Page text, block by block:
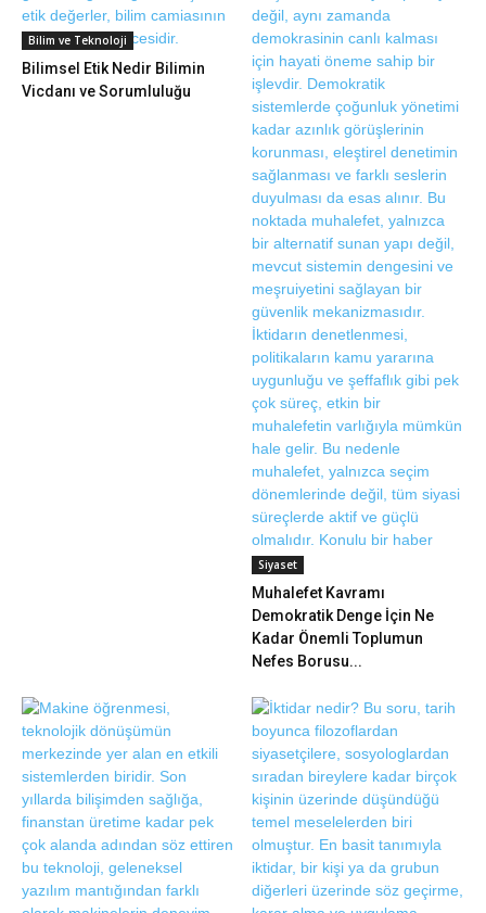
Bilim ve Teknoloji
Bilimsel Etik Nedir Bilimin
Vicdanı ve Sorumluluğu
Siyaset
Muhalefet Kavramı
Demokratik Denge İçin Ne
Kadar Önemli Toplumun
Nefes Borusu...